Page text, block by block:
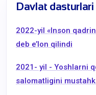
Davlat dasturlari
2022-yil «Inson
deb e’lon qilindi
2021- yil - Yoshlarni
salomatligini